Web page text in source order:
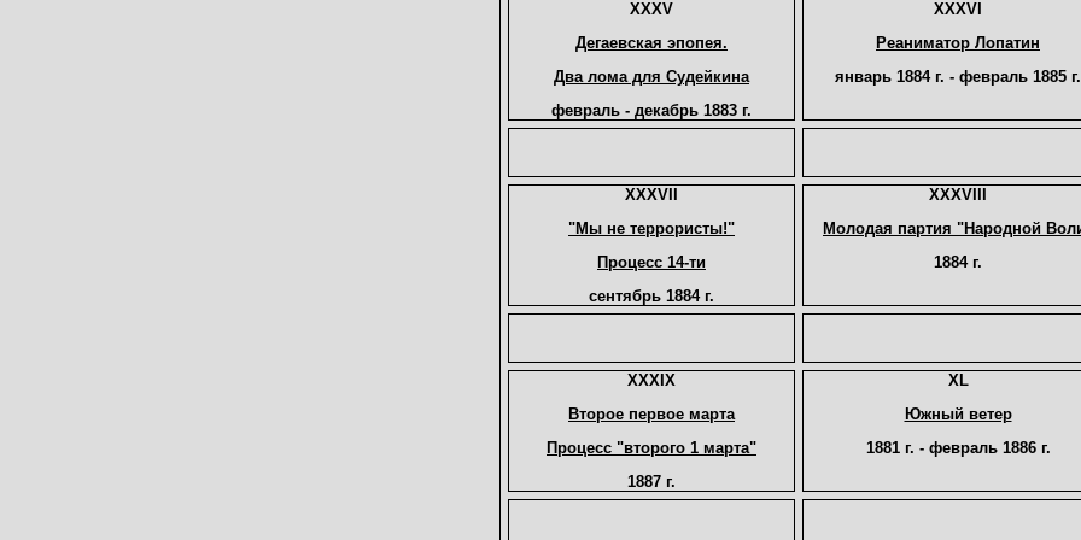
XXXV
Дегаевская эпопея.
Два лома для Судейкина
февраль - декабрь 1883 г.
XXXVI
Реаниматор Лопатин
январь 1884 г. - февраль 1885 г.
XXXVII
"Мы не террористы!"
Процесс 14-ти
сентябрь 1884 г.
XXXVIII
Молодая партия "Народной
1884 г.
XXXIX
Второе первое марта
Процесс "второго 1 марта"
1887 г.
XL
Южный ветер
1881 г. - февраль 1886 г.